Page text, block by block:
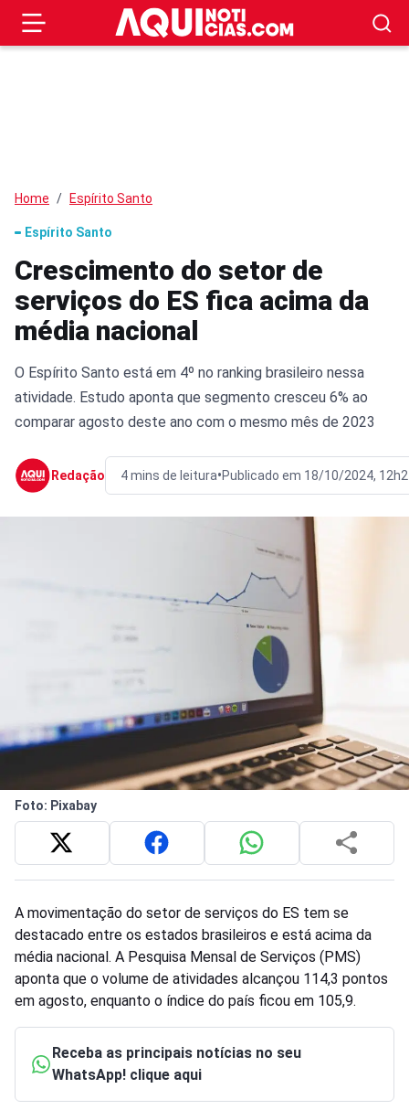
Home Espírito Santo
Espírito Santo
Crescimento do setor de
serviços do ES fica acima da
média nacional
O Espírito Santo está em 4º no ranking brasileiro nessa
atividade. Estudo aponta que segmento cresceu 6% ao
comparar agosto deste ano com o mesmo mês de 2023
Redação 4 mins de leitura•Publicado em 18/10/2024,
Foto: Pixabay
A movimentação do setor de serviços do ES tem se
destacado entre os estados brasileiros e está acima da
média nacional. A Pesquisa Mensal de Serviços (PMS)
aponta que o volume de atividades alcançou 114,3 pontos
em agosto, enquanto o índice do país ficou em 105,9.
Receba as principais notícias no seu
WhatsApp! clique aqui